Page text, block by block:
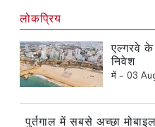
लोकप्रिय
एल्गरवे के
निवेश
में - 03
पुर्तगाल में सबसे अच्छा